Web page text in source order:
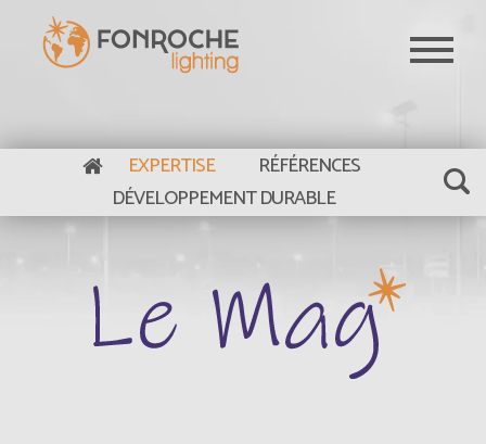
Aller au contenu principal
Le Mag
EXPERTISE
RÉFÉRENCES
DÉVELOPPEMENT DURABLE